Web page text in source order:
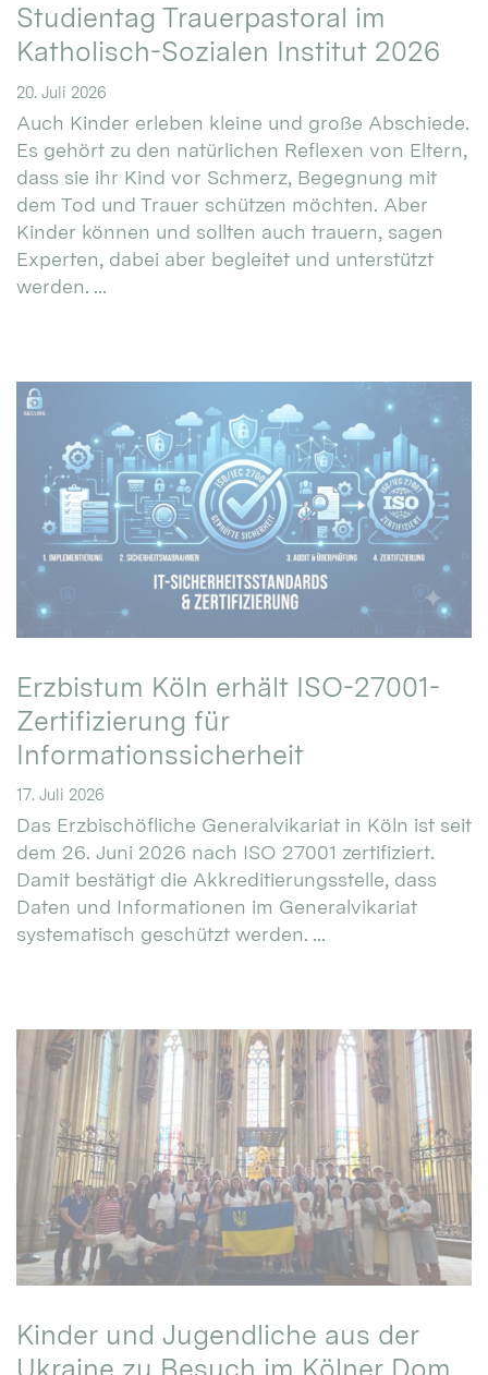
Studientag Trauerpastoral im
Katholisch-Sozialen Institut 2026
20. Juli 2026
Auch Kinder erleben kleine und große Abschiede.
Es gehört zu den natürlichen Reflexen von Eltern,
dass sie ihr Kind vor Schmerz, Begegnung mit
dem Tod und Trauer schützen möchten. Aber
Kinder können und sollten auch trauern, sagen
Experten, dabei aber begleitet und unterstützt
werden. ...
Erzbistum Köln erhält ISO-27001-
Zertifizierung für
Informationssicherheit
17. Juli 2026
Das Erzbischöfliche Generalvikariat in Köln ist seit
dem 26. Juni 2026 nach ISO 27001 zertifiziert.
Damit bestätigt die Akkreditierungsstelle, dass
Daten und Informationen im Generalvikariat
systematisch geschützt werden. ...
Kinder und Jugendliche aus der